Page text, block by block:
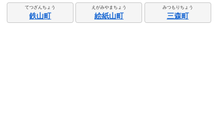
てつざんちょう
鉄山町
えがみやまちょう
絵紙山町
みつもりちょう
三森町